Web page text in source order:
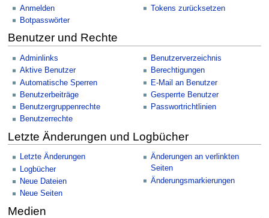
Anmelden
Botpasswörter
Tokens zurücksetzen
Benutzer und Rechte
Adminlinks
Aktive Benutzer
Automatische Sperren
Benutzerbeiträge
Benutzergruppenrechte
Benutzerrechte
Benutzerverzeichnis
Berechtigungen
E-Mail an Benutzer
Gesperrte Benutzer
Passwortrichtlinien
Letzte Änderungen und Logbücher
Letzte Änderungen
Logbücher
Neue Dateien
Neue Seiten
Änderungen an verlinkten
Seiten
Änderungsmarkierungen
Medien